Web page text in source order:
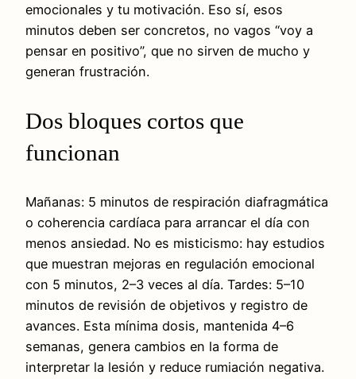
emocionales y tu motivación. Eso sí, esos
minutos deben ser concretos, no vagos “voy a
pensar en positivo”, que no sirven de mucho y
generan frustración.
Dos bloques cortos que
funcionan
Mañanas: 5 minutos de respiración diafragmática
o coherencia cardíaca para arrancar el día con
menos ansiedad. No es misticismo: hay estudios
que muestran mejoras en regulación emocional
con 5 minutos, 2–3 veces al día. Tardes: 5–10
minutos de revisión de objetivos y registro de
avances. Esta mínima dosis, mantenida 4–6
semanas, genera cambios en la forma de
interpretar la lesión y reduce rumiación negativa.